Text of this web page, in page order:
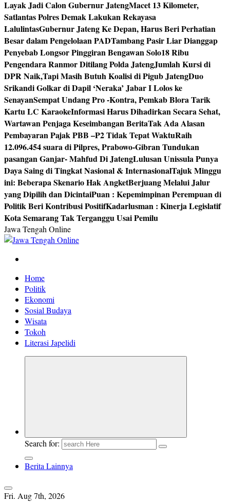
Layak Jadi Calon Gubernur JatengMacet 13 Kilometer,
Satlantas Polres Demak Lakukan Rekayasa
LalulintasGubernur Jateng Ke Depan, Harus Beri Perhatian
Besar dalam Pengelolaan PADTambang Pasir Liar Dianggap
Penyebab Longsor Pinggiran Bengawan Solo18 Ribu
Pengendara Ranmor Ditilang Polda JatengJumlah Kursi di
DPR Naik,Tapi Masih Butuh Koalisi di Pigub JatengDuo
Srikandi Golkar di Dapil ‘Neraka’ Jabar I Lolos ke
SenayanSempat Undang Pro -Kontra, Pemkab Blora Tarik
Kartu LC KaraokeInformasi Harus Dihadirkan Secara Sehat,
Wartawan Penjaga Keseimbangan BeritaTak Ada Alasan
Pembayaran Pajak PBB –P2 Tidak Tepat WaktuRaih
12.096.454 suara di Pilpres, Prabowo-Gibran Tundukan
pasangan Ganjar- Mahfud Di JatengLulusan Unissula Punya
Daya Saing di Tingkat Nasional & InternasionalTajuk Minggu
ini: Beberapa Skenario Hak AngketBerjuang Melalui Jalur
yang Dipilih dan DicintaiPuan : Kepemimpinan Perempuan di
Politik Beri Kontribusi PositifKadarlusman : Kinerja Legislatif
Kota Semarang Tak Terganggu Usai Pemilu
Jawa Tengah Online
Berita Jawa Tengah Terbaru dan Terkini
Home
Politik
Ekonomi
Sosial Budaya
Wisata
Tokoh
Literasi Japelidi
Search for:
Berita Lainnya
Fri. Aug 7th, 2026